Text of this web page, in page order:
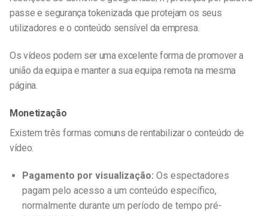
passe e segurança tokenizada que protejam os seus
utilizadores e o conteúdo sensível da empresa.
Os vídeos podem ser uma excelente forma de promover a
união da equipa e manter a sua equipa remota na mesma
página.
Monetização
Existem três formas comuns de rentabilizar o conteúdo de
vídeo.
Pagamento por visualização: Os espectadores
pagam pelo acesso a um conteúdo específico,
normalmente durante um período de tempo pré-